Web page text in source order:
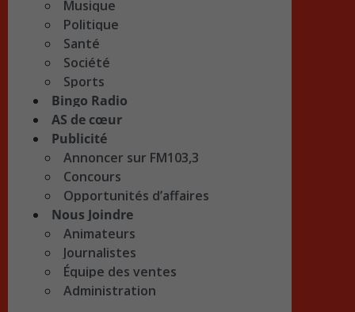
Musique
Politique
Santé
Société
Sports
Bingo Radio
AS de cœur
Publicité
Annoncer sur FM103,3
Concours
Opportunités d’affaires
Nous Joindre
Animateurs
Journalistes
Équipe des ventes
Administration